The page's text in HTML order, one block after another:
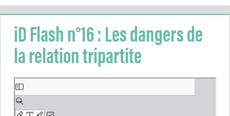
Direction
iD Flash n°16 : Les dangers de
la relation tripartite
Aller
au
contenu